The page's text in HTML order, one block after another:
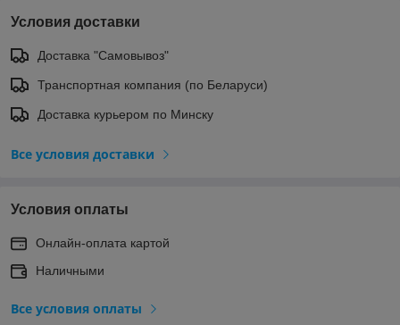
Условия доставки
Доставка "Самовывоз"
Транспортная компания (по Беларуси)
Доставка курьером по Минску
Все условия доставки
Условия оплаты
Онлайн-оплата картой
Наличными
Все условия оплаты